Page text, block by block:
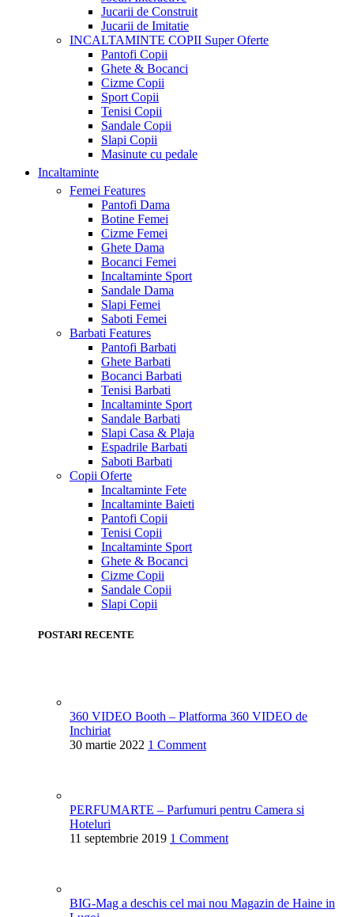
Jucarii de Construit
Jucarii de Imitatie
INCALTAMINTE COPII Super Oferte
Pantofi Copii
Ghete & Bocanci
Cizme Copii
Sport Copii
Tenisi Copii
Sandale Copii
Slapi Copii
Masinute cu pedale
Incaltaminte
Femei Features
Pantofi Dama
Botine Femei
Cizme Femei
Ghete Dama
Bocanci Femei
Incaltaminte Sport
Sandale Dama
Slapi Femei
Saboti Femei
Barbati Features
Pantofi Barbati
Ghete Barbati
Bocanci Barbati
Tenisi Barbati
Incaltaminte Sport
Sandale Barbati
Slapi Casa & Plaja
Espadrile Barbati
Saboti Barbati
Copii Oferte
Incaltaminte Fete
Incaltaminte Baieti
Pantofi Copii
Tenisi Copii
Incaltaminte Sport
Ghete & Bocanci
Cizme Copii
Sandale Copii
Slapi Copii
POSTARI RECENTE
360 VIDEO Booth – Platforma 360 VIDEO de
Inchiriat
30 martie 2022 1 Comment
PERFUMARTE – Parfumuri pentru Camera si
Hoteluri
11 septembrie 2019 1 Comment
BIG-Mag a deschis cel mai nou Magazin de Haine in